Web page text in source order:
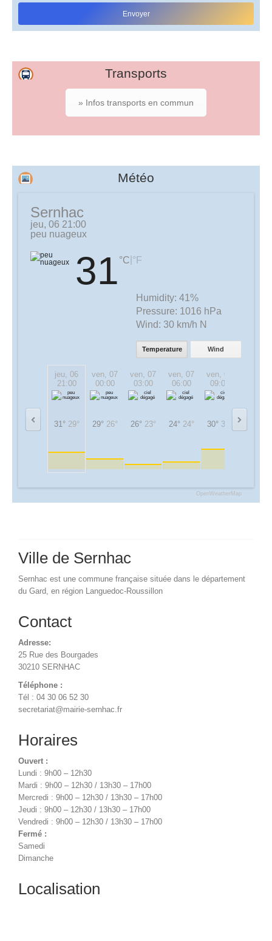
Transports
» Infos transports en commun
Météo
Sernhac
jeu, 06 21:00
peu nuageux
31 °C °F
Humidity: 41%
Pressure: 1016 hPa
Wind: 30 km/h N
Temperature Wind
jeu, 06
21:00
31° 29°
ven, 07
00:00
29° 26°
ven, 07
03:00
26° 23°
ven, 07
06:00
24° 24°
ven, 07
09:00
30° 30°
OpenWeatherMap
Ville de Sernhac
Sernhac est une commune française située dans le département
du Gard, en région Languedoc-Roussillon
Contact
Adresse:
25 Rue des Bourgades
30210 SERNHAC
Téléphone :
Tél : 04 30 06 52 30
secretariat@mairie-sernhac.fr
Horaires
Ouvert :
Lundi : 9h00 – 12h30
Mardi : 9h00 – 12h30 / 13h30 – 17h00
Mercredi : 9h00 – 12h30 / 13h30 – 17h00
Jeudi : 9h00 – 12h30 / 13h30 – 17h00
Vendredi : 9h00 – 12h30 / 13h30 – 17h00
Fermé :
Samedi
Dimanche
Localisation